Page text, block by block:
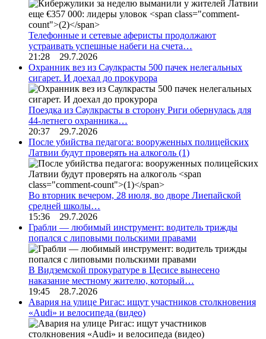
Телефонные и сетевые аферисты продолжают
устраивать успешные набеги на счета…
21:28 29.7.2026
Охранник вез из Саулкрасты 500 пачек нелегальных
сигарет. И доехал до прокурора
Поездка из Саулкрасты в сторону Риги обернулась для
44-летнего охранника…
20:37 29.7.2026
После убийства педагога: вооруженных полицейских
Латвии будут проверять на алкоголь (1)
Во вторник вечером, 28 июля, во дворе Лиепайской
средней школы…
15:36 29.7.2026
Грабли — любимый инструмент: водитель трижды
попался с липовыми польскими правами
В Видземской прокуратуре в Цесисе вынесено
наказание местному жителю, который…
19:45 28.7.2026
Авария на улице Ригас: ищут участников столкновения
«Audi» и велосипеда (видео)